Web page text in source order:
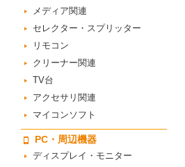
メディア関連
セレクター・スプリッター
リモコン
クリーナー関連
TV台
アクセサリ関連
マイコンソフト
PC・周辺機器
ディスプレイ・モニター